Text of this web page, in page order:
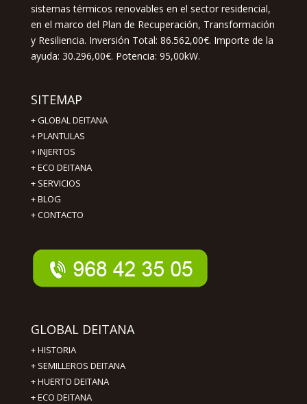
sistemas térmicos renovables en el sector residencial,
en el marco del Plan de Recuperación, Transformación
y Resiliencia. Inversión Total: 86.562,00€. Importe de la
ayuda: 30.296,00€. Potencia: 95,00kW.
SITEMAP
+GLOBAL DEITANA
+PLANTULAS
+INJERTOS
+ECO DEITANA
+ SERVICIOS
+BLOG
+CONTACTO
GLOBAL DEITANA
+HISTORIA
+ SEMILLEROS DEITANA
+HUERTO DEITANA
+ECO DEITANA